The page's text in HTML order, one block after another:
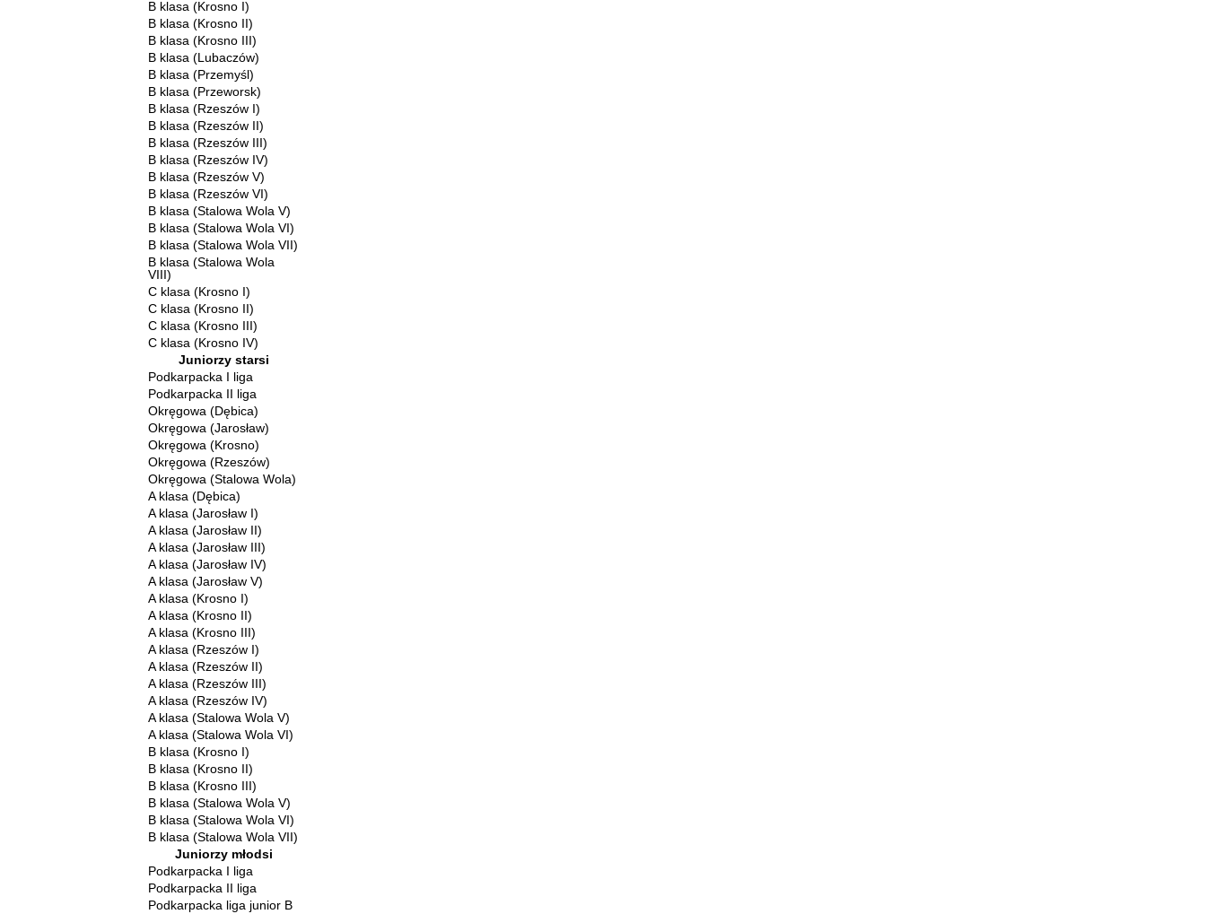
B klasa (Krosno I)
B klasa (Krosno II)
B klasa (Krosno III)
B klasa (Lubaczów)
B klasa (Przemyśl)
B klasa (Przeworsk)
B klasa (Rzeszów I)
B klasa (Rzeszów II)
B klasa (Rzeszów III)
B klasa (Rzeszów IV)
B klasa (Rzeszów V)
B klasa (Rzeszów VI)
B klasa (Stalowa Wola V)
B klasa (Stalowa Wola VI)
B klasa (Stalowa Wola VII)
B klasa (Stalowa Wola
VIII)
C klasa (Krosno I)
C klasa (Krosno II)
C klasa (Krosno III)
C klasa (Krosno IV)
Juniorzy starsi
Podkarpacka I liga
Podkarpacka II liga
Okręgowa (Dębica)
Okręgowa (Jarosław)
Okręgowa (Krosno)
Okręgowa (Rzeszów)
Okręgowa (Stalowa Wola)
A klasa (Dębica)
A klasa (Jarosław I)
A klasa (Jarosław II)
A klasa (Jarosław III)
A klasa (Jarosław IV)
A klasa (Jarosław V)
A klasa (Krosno I)
A klasa (Krosno II)
A klasa (Krosno III)
A klasa (Rzeszów I)
A klasa (Rzeszów II)
A klasa (Rzeszów III)
A klasa (Rzeszów IV)
A klasa (Stalowa Wola V)
A klasa (Stalowa Wola VI)
B klasa (Krosno I)
B klasa (Krosno II)
B klasa (Krosno III)
B klasa (Stalowa Wola V)
B klasa (Stalowa Wola VI)
B klasa (Stalowa Wola VII)
Juniorzy młodsi
Podkarpacka I liga
Podkarpacka II liga
Podkarpacka liga junior B